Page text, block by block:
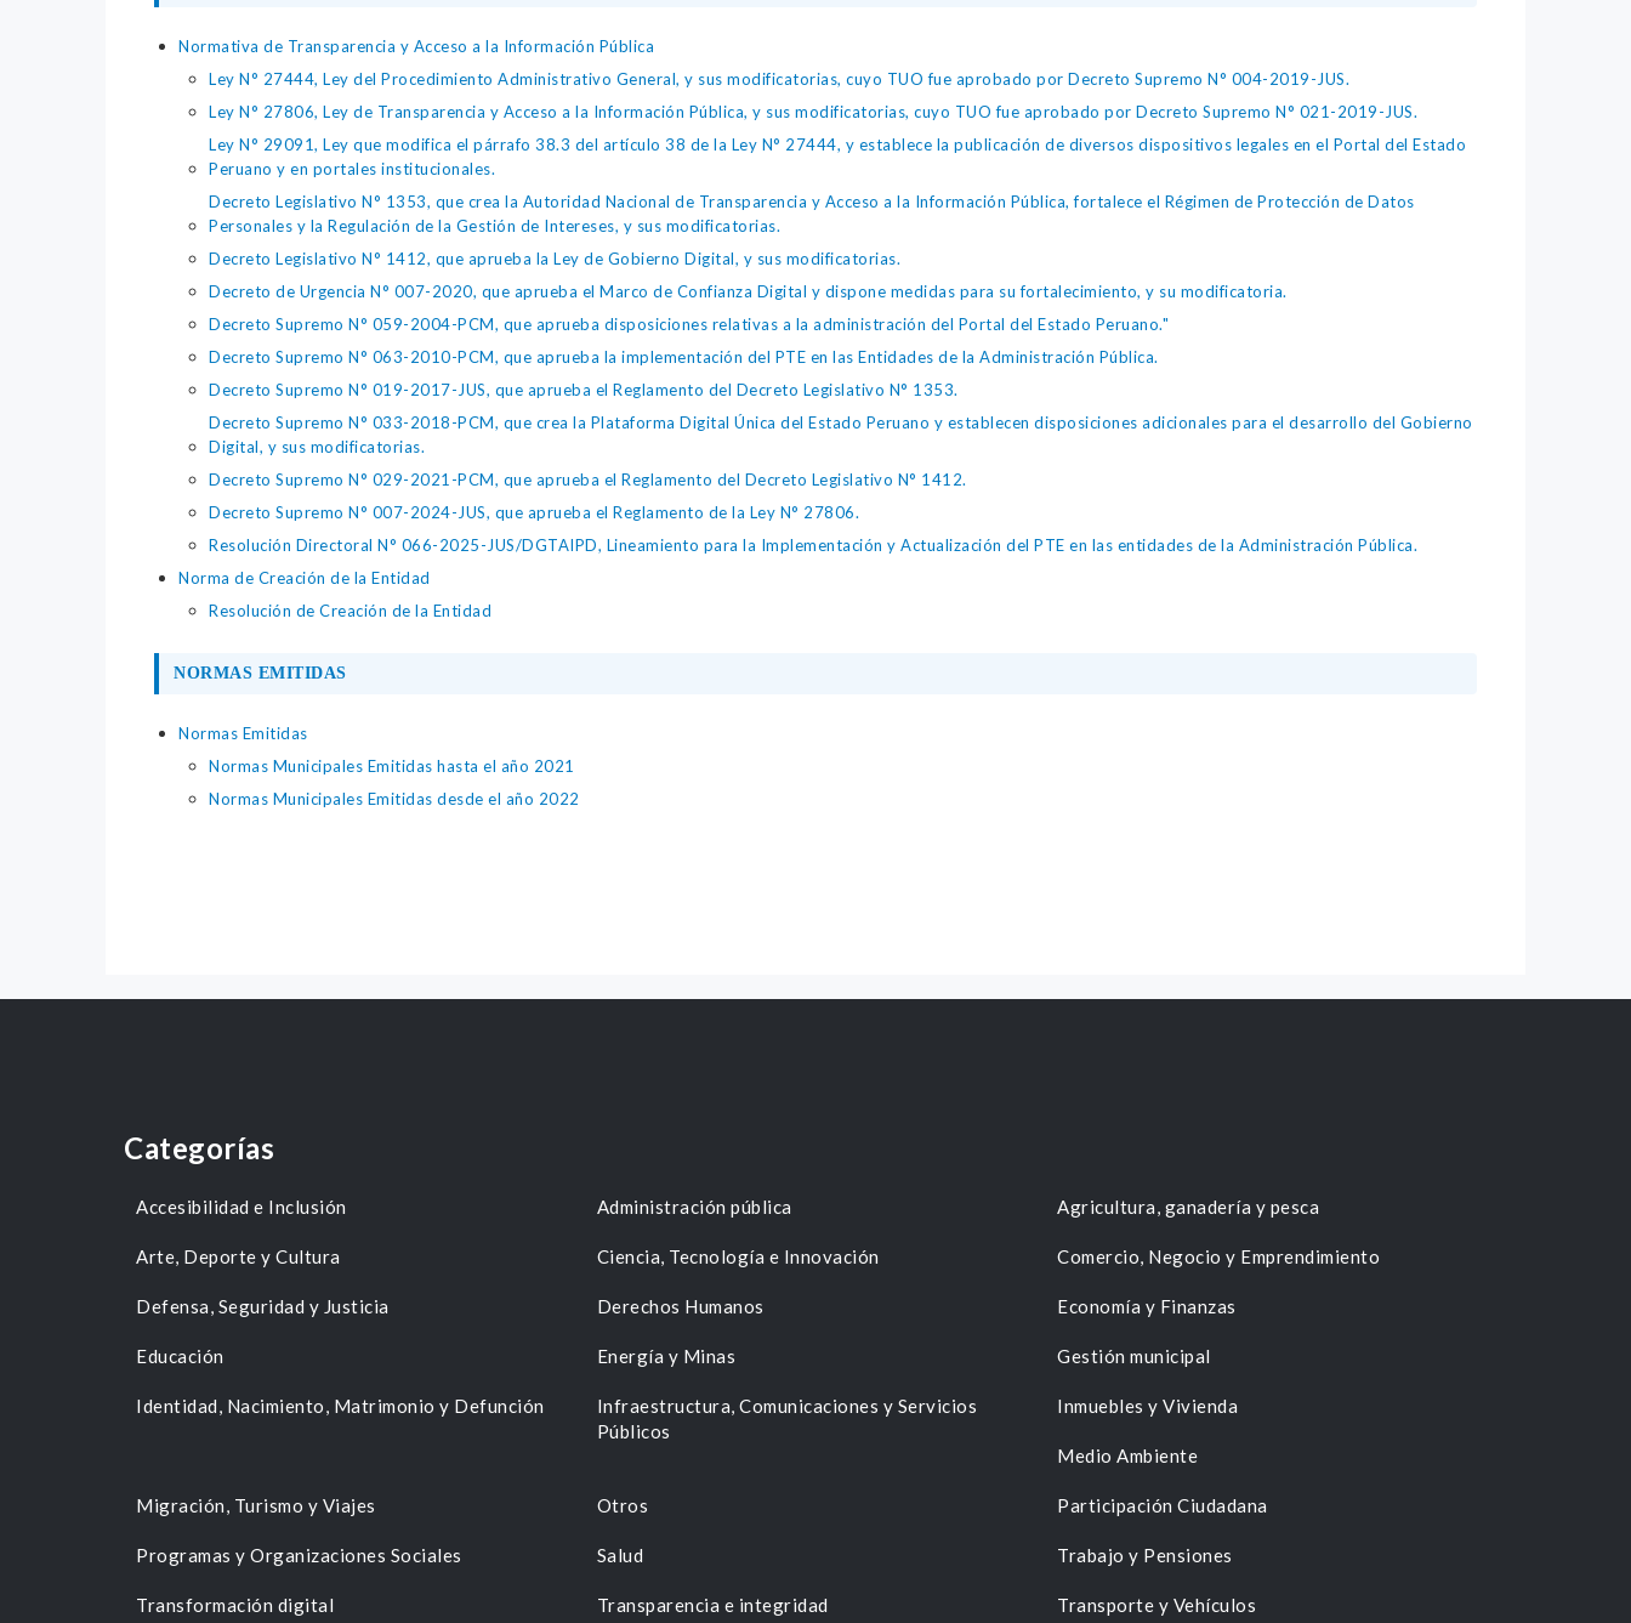
Normativa de Transparencia y Acceso a la Información Pública
Ley N° 27444, Ley del Procedimiento Administrativo General, y sus modificatorias, cuyo TUO fue aprobado por Decreto Supremo N° 004-2019-JUS.
Ley N° 27806, Ley de Transparencia y Acceso a la Información Pública, y sus modificatorias, cuyo TUO fue aprobado por Decreto Supremo N° 021-2019-JUS.
Ley N° 29091, Ley que modifica el párrafo 38.3 del artículo 38 de la Ley N° 27444, y establece la publicación de diversos dispositivos legales en el Portal del Estado
Peruano y en portales institucionales.
Decreto Legislativo N° 1353, que crea la Autoridad Nacional de Transparencia y Acceso a la Información Pública, fortalece el Régimen de Protección de Datos
Personales y la Regulación de la Gestión de Intereses, y sus modificatorias.
Decreto Legislativo N° 1412, que aprueba la Ley de Gobierno Digital, y sus modificatorias.
Decreto de Urgencia N° 007-2020, que aprueba el Marco de Confianza Digital y dispone medidas para su fortalecimiento, y su modificatoria.
Decreto Supremo N° 059-2004-PCM, que aprueba disposiciones relativas a la administración del Portal del Estado Peruano."
Decreto Supremo N° 063-2010-PCM, que aprueba la implementación del PTE en las Entidades de la Administración Pública.
Decreto Supremo N° 019-2017-JUS, que aprueba el Reglamento del Decreto Legislativo N° 1353.
Decreto Supremo N° 033-2018-PCM, que crea la Plataforma Digital Única del Estado Peruano y establecen disposiciones adicionales para el desarrollo del Gobierno
Digital, y sus modificatorias.
Decreto Supremo N° 029-2021-PCM, que aprueba el Reglamento del Decreto Legislativo N° 1412.
Decreto Supremo N° 007-2024-JUS, que aprueba el Reglamento de la Ley N° 27806.
Resolución Directoral N° 066-2025-JUS/DGTAIPD, Lineamiento para la Implementación y Actualización del PTE en las entidades de la Administración Pública.
Norma de Creación de la Entidad
Resolución de Creación de la Entidad
NORMAS EMITIDAS
Normas Emitidas
Normas Municipales Emitidas hasta el año 2021
Normas Municipales Emitidas desde el año 2022
Categorías
Accesibilidad e Inclusión Administración pública Agricultura, ganadería y pesca
Arte, Deporte y Cultura Ciencia, Tecnología e Innovación Comercio, Negocio y Emprendimiento
Defensa, Seguridad y Justicia Derechos Humanos Economía y Finanzas
Educación Energía y Minas Gestión municipal
Identidad, Nacimiento, Matrimonio y Defunción
Infraestructura, Comunicaciones y Servicios
Públicos
Inmuebles y Vivienda
Medio Ambiente
Migración, Turismo y Viajes Otros Participación Ciudadana
Programas y Organizaciones Sociales Salud Trabajo y Pensiones
Transformación digital Transparencia e integridad Transporte y Vehículos